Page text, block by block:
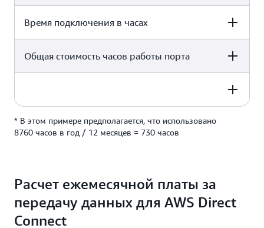
10 Гбит/с
2 locations
2,25 USD в час
Время подключения в часах
2 locations
Общая стоимость часов работы порта
6570,00 USD в месяц
2 locations
* В этом примере предполагается, что использовано
8760 часов в год / 12 месяцев = 730 часов
Расчет ежемесячной платы за
передачу данных для AWS Direct
Connect